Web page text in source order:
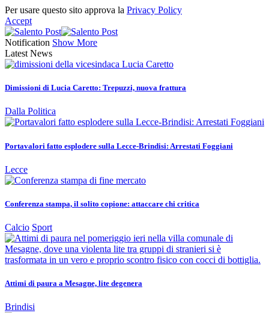
Per usare questo sito approva la Privacy Policy
Accept
Notification Show More
Latest News
Dimissioni di Lucia Caretto: Trepuzzi, nuova frattura
Dalla Politica
Portavalori fatto esplodere sulla Lecce-Brindisi: Arrestati Foggiani
Lecce
Conferenza stampa, il solito copione: attaccare chi critica
Calcio Sport
Attimi di paura a Mesagne, lite degenera
Brindisi